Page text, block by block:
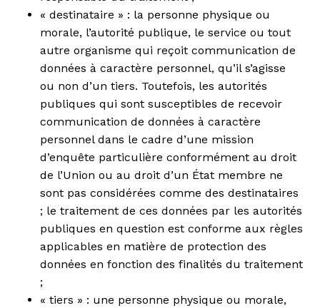
« destinataire » : la personne physique ou
morale, l’autorité publique, le service ou tout
autre organisme qui reçoit communication de
données à caractère personnel, qu’il s’agisse
ou non d’un tiers. Toutefois, les autorités
publiques qui sont susceptibles de recevoir
communication de données à caractère
personnel dans le cadre d’une mission
d’enquête particulière conformément au droit
de l’Union ou au droit d’un État membre ne
sont pas considérées comme des destinataires
; le traitement de ces données par les autorités
publiques en question est conforme aux règles
applicables en matière de protection des
données en fonction des finalités du traitement
;
« tiers » : une personne physique ou morale,